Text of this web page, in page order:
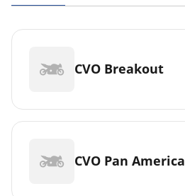
CVO Breakout
CVO Pan America